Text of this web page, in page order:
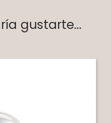
gustarte...